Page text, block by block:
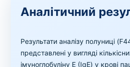
Аналітичний
Результати аналізу полуниці
представлені у вигляді
імуноглобуліну Е (IgE) у крові